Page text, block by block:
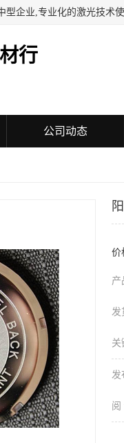
企业,专业化的激光技术使
行
公司动态
价
产
发
关
发
阅